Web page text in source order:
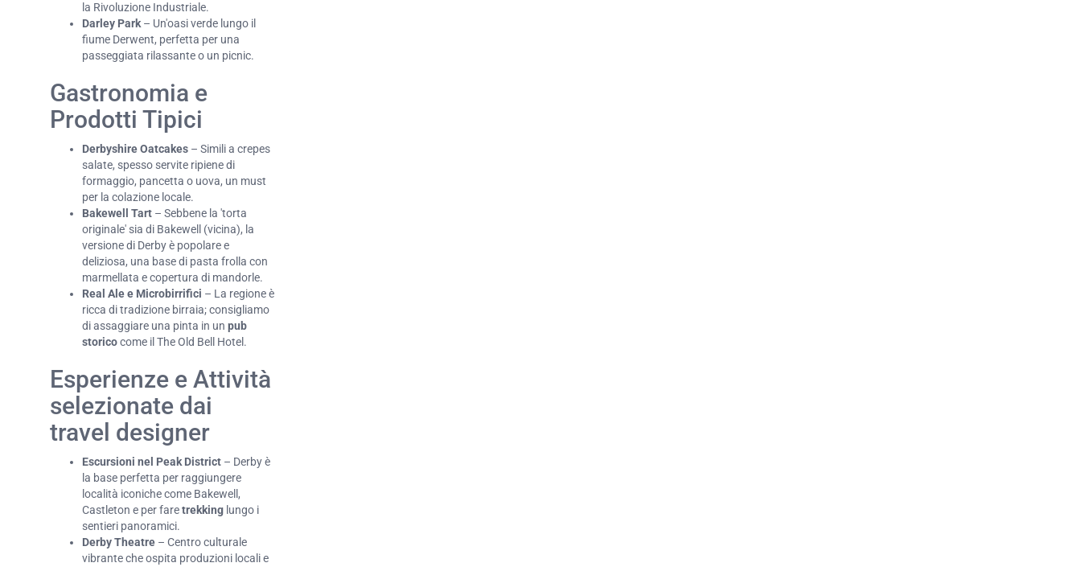
la Rivoluzione Industriale.
Darley Park– Un'oasi verde lungo il
fiume Derwent, perfetta per una
passeggiata rilassante o un picnic.
Gastronomia e
Prodotti Tipici
Derbyshire Oatcakes – Simili a crepes
salate, spesso servite ripiene di
formaggio, pancetta o uova, un must
per la colazione locale.
Bakewell Tart – Sebbene la 'torta
originale' sia di Bakewell (vicina), la
versione di Derby è popolare e
deliziosa, una base di pasta frolla con
marmellata e copertura di mandorle.
Real Ale e Microbirrifici – La regione è
ricca di tradizione birraia; consigliamo
di assaggiare una pinta in un pub
storicocome il The Old Bell Hotel.
Esperienze e Attività
selezionate dai
travel designer
Escursioni nel Peak District – Derby è
la base perfetta per raggiungere
località iconiche come Bakewell,
Castleton e per faretrekking lungo i
sentieri panoramici.
Derby Theatre – Centro culturale
vibrante che ospita produzioni locali e